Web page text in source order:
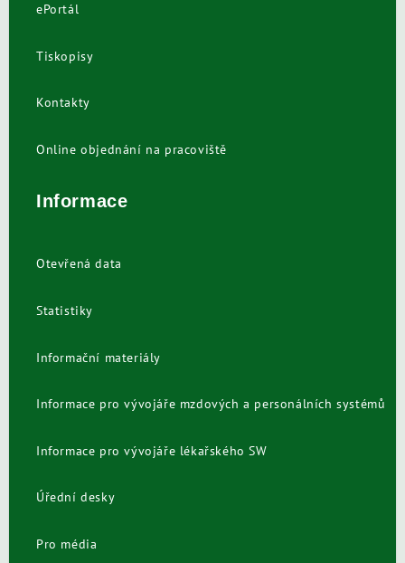
ePortál
Tiskopisy
Kontakty
Online objednání na pracoviště
Informace
Otevřená data
Statistiky
Informační materiály
Informace pro vývojáře mzdových a personálních systémů
Informace pro vývojáře lékařského SW
Úřední desky
Pro média